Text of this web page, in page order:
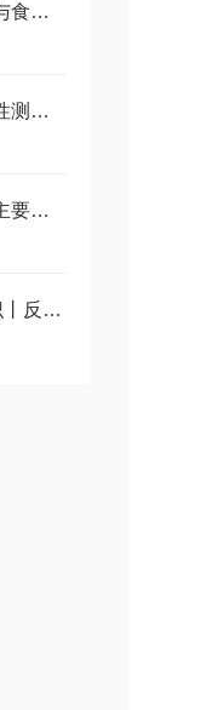
Optimix色谱柱在药物分析与食品检测中的选型优势
Optimix系列色谱柱的耐用性测试：长期使用下如何保持柱效稳定？
Kinetex核壳型液相色谱柱主要由两部分组成
【飞诺美色谱】色谱小知识丨反相高效液相色谱法的优势